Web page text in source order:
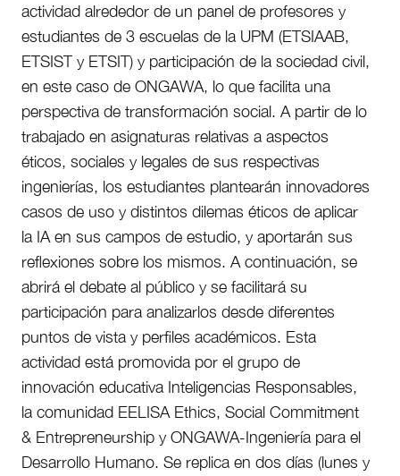
actividad alrededor de un panel de profesores y
estudiantes de 3 escuelas de la UPM (ETSIAAB,
ETSIST y ETSIT) y participación de la sociedad civil,
en este caso de ONGAWA, lo que facilita una
perspectiva de transformación social. A partir de lo
trabajado en asignaturas relativas a aspectos
éticos, sociales y legales de sus respectivas
ingenierías, los estudiantes plantearán innovadores
casos de uso y distintos dilemas éticos de aplicar
la IA en sus campos de estudio, y aportarán sus
reflexiones sobre los mismos. A continuación, se
abrirá el debate al público y se facilitará su
participación para analizarlos desde diferentes
puntos de vista y perfiles académicos. Esta
actividad está promovida por el grupo de
innovación educativa Inteligencias Responsables,
la comunidad EELISA Ethics, Social Commitment
& Entrepreneurship y ONGAWA-Ingeniería para el
Desarrollo Humano. Se replica en dos días (lunes y